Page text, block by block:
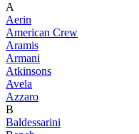
A
Aerin
American Crew
Aramis
Armani
Atkinsons
Avela
Azzaro
B
Baldessarini